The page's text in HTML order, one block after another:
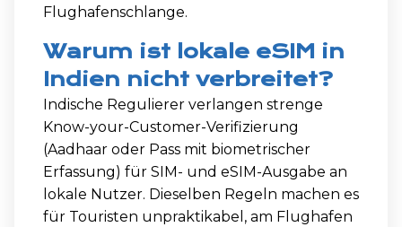
Flughafenschlange.
Warum ist lokale eSIM in
Indien nicht verbreitet?
Indische Regulierer verlangen strenge
Know-your-Customer-Verifizierung
(Aadhaar oder Pass mit biometrischer
Erfassung) für SIM- und eSIM-Ausgabe an
lokale Nutzer. Dieselben Regeln machen es
für Touristen unpraktikabel, am Flughafen